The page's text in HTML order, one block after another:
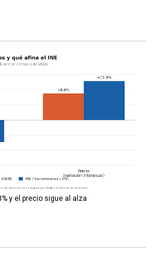
y el precio sigue al alza